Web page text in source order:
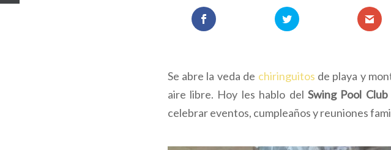
Se abre la veda de chiringuitos de playa y
aire libre. Hoy les hablo delSwing Pool
celebrar eventos, cumpleaños y reuniones